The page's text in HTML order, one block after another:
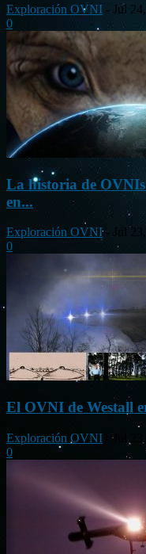
Exploración OVNI - Jul
0
La historia de
en...
Exploración OVNI - Jul
0
El OVNI de Westall
Exploración OVNI
Jul 23,
0